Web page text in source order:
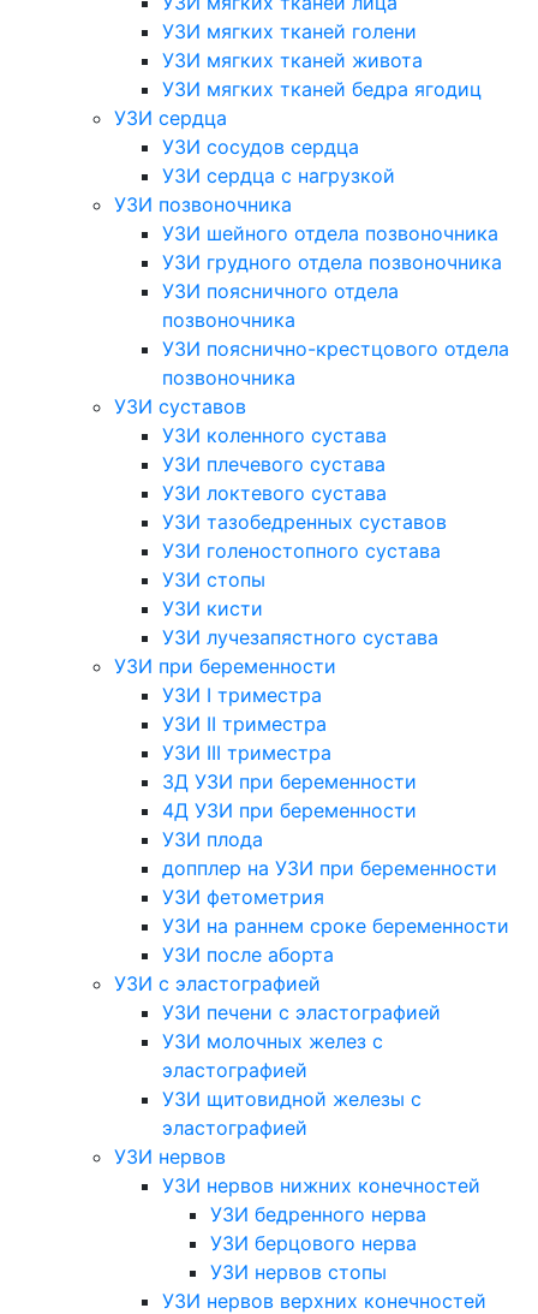
УЗИ мягких тканей голени
УЗИ мягких тканей живота
УЗИ мягких тканей бедра ягодиц
УЗИ сердца
УЗИ сосудов сердца
УЗИ сердца с нагрузкой
УЗИ позвоночника
УЗИ шейного отдела позвоночника
УЗИ грудного отдела позвоночника
УЗИ поясничного отдела
позвоночника
УЗИ пояснично-крестцового отдела
позвоночника
УЗИ суставов
УЗИ коленного сустава
УЗИ плечевого сустава
УЗИ локтевого сустава
УЗИ тазобедренных суставов
УЗИ голеностопного сустава
УЗИ стопы
УЗИ кисти
УЗИ лучезапястного сустава
УЗИ при беременности
УЗИ I триместра
УЗИ II триместра
УЗИ III триместра
3Д УЗИ при беременности
4Д УЗИ при беременности
УЗИ плода
допплер на УЗИ при беременности
УЗИ фетометрия
УЗИ на раннем сроке беременности
УЗИ после аборта
УЗИ с эластографией
УЗИ печени с эластографией
УЗИ молочных желез с
эластографией
УЗИ щитовидной железы с
эластографией
УЗИ нервов
УЗИ нервов нижних конечностей
УЗИ бедренного нерва
УЗИ берцового нерва
УЗИ нервов стопы
УЗИ нервов верхних конечностей